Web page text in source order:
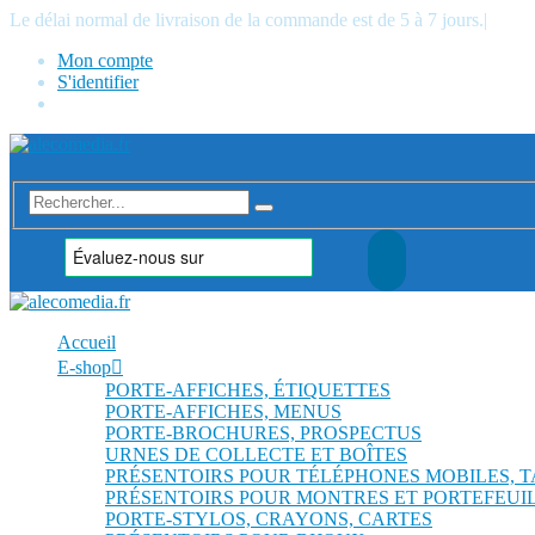
Le délai normal de livraison de la commande est de 5 à 7 jours.|
Mon compte
S'identifier
Accueil
E-shop
PORTE-AFFICHES, ÉTIQUETTES
PORTE-AFFICHES, MENUS
PORTE-BROCHURES, PROSPECTUS
URNES DE COLLECTE ET BOÎTES
PRÉSENTOIRS POUR TÉLÉPHONES MOBILES,
PRÉSENTOIRS POUR MONTRES ET
PORTE-STYLOS, CRAYONS, CARTES